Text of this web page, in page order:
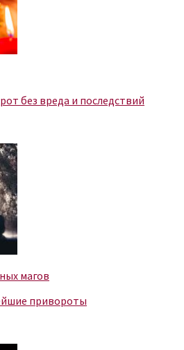
без вреда и последствий
магов
привороты